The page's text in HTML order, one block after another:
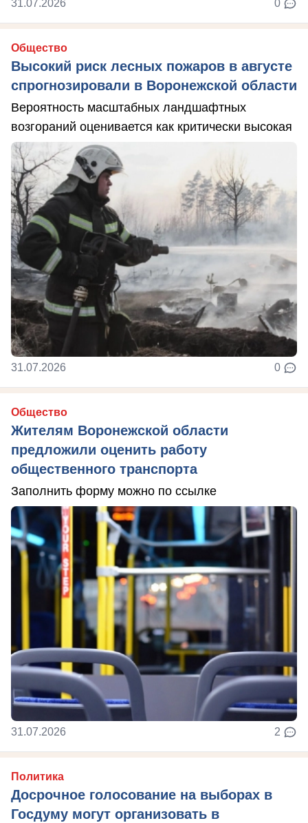
31.07.2026 0
Общество
Высокий риск лесных пожаров в августе
спрогнозировали в Воронежской области
Вероятность масштабных ландшафтных
возгораний оценивается как критически высокая
31.07.2026 0
Общество
Жителям Воронежской области
предложили оценить работу
общественного транспорта
Заполнить форму можно по ссылке
31.07.2026 2
Политика
Досрочное голосование на выборах в
Госдуму могут организовать в